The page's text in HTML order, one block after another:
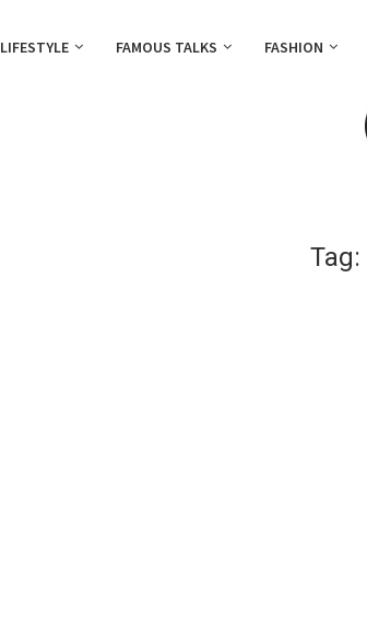
LIFESTYLE FAMOUS TALKS FASHION
Tag: